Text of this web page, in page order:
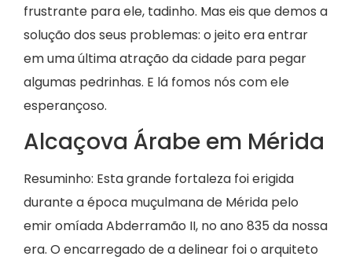
frustrante para ele, tadinho. Mas eis que demos a
solução dos seus problemas: o jeito era entrar
em uma última atração da cidade para pegar
algumas pedrinhas. E lá fomos nós com ele
esperançoso.
Alcaçova Árabe em Mérida
Resuminho: Esta grande fortaleza foi erigida
durante a época muçulmana de Mérida pelo
emir omíada Abderramão II, no ano 835 da nossa
era. O encarregado de a delinear foi o arquiteto